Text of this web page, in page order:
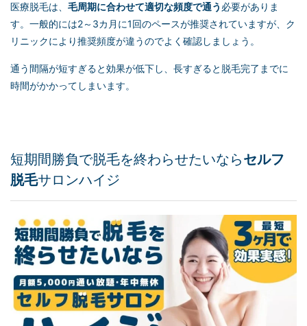
医療脱毛は、 毛周期に合わせて適切な頻度で通う 必要がありま
す。一般的には2～3カ月に1回のペースが推奨されていますが、ク
リニックにより推奨頻度が違うのでよく確認しましょう。
通う間隔が短すぎると効果が低下し、長すぎると脱毛完了までに
時間がかかってしまいます。
短期間勝負で脱毛を終わらせたいならセルフ
脱毛サロンハイジ